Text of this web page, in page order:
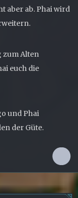
aber ab. Phai wird
zum Alten
euch die
und Phai
der Güte.